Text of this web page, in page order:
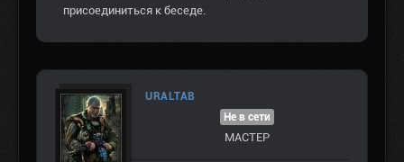
присоединиться к беседе.
URALTAB
Не в сети
МАСТЕР